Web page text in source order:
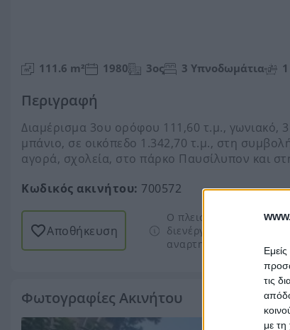
τις
με
111.6 m² 1980 3ος 3 Υπνοδωμάτια
Περιγραφή
Διαμέρισμα 3ου ορόφου 111,60 τ.μ., γωνιακό,
μπάνιο, σε οικόπεδο 1.342,70 τ.μ., στη
αγορά, σχολεία, στο πάρκο Παυσίλυπον και
Κωδικός ακινήτου: 700572
Αποθήκευση
Ο πλειστηριασμός δεν
διενέργειας
αναρτηθεί.
Περισσότερα
Φωτογραφίες Ακινήτου